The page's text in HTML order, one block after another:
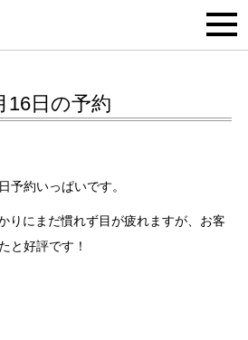
16日の予約
予約いっぱいです。
りにまだ慣れず目が疲れますが、お客
と好評です！